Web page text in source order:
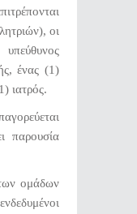
οι
ένας (1)
ιατρός.
παρουσία
ομάδων